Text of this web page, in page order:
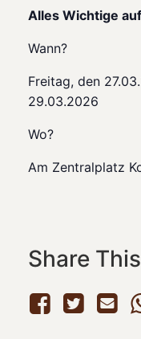
Alles Wichtige
Wann?
Freitag, den
29.03.2026
Wo?
Am Zentralplatz
Share